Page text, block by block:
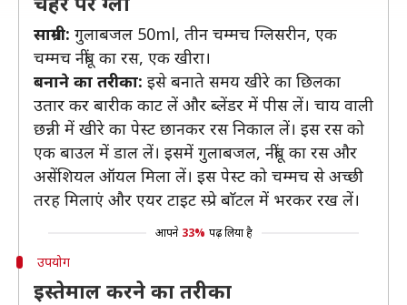
साम्रगी: गुलाबजल 50ml, तीन चम्मच ग्लिसरीन, एक
चम्मच नींबू का रस, एक खीरा।
बनाने का तरीका: इसे बनाते समय खीरे का छिलका
उतार कर बारीक काट लें और ब्लेंडर में पीस लें। चाय वाली
छन्नी में खीरे का पेस्ट छानकर रस निकाल लें। इस रस को
एक बाउल में डाल लें। इसमें गुलाबजल, नींबू का रस और
असेंशियल ऑयल मिला लें। इस पेस्ट को चम्मच से अच्छी
तरह मिलाएं और एयर टाइट स्प्रे बाॅटल में भरकर रख लें।
आपने 33% पढ़ लिया है
उपयोग
इस्तेमाल करने का तरीका